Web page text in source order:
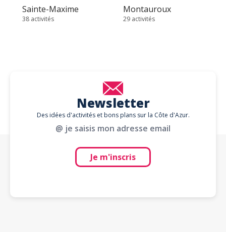
Sainte-Maxime
38 activités
Montauroux
29 activités
Newsletter
Des idées d'activités et bons plans sur la Côte d'Azur.
@ je saisis mon adresse email
Je m'inscris